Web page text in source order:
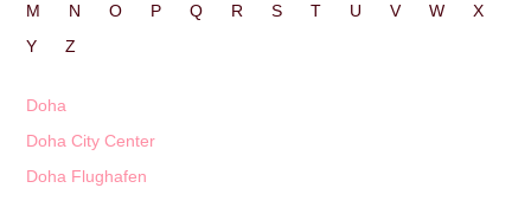
M
N O P Q R S T U V W
X
Y
Z
Doha
Doha City Center
Doha Flughafen